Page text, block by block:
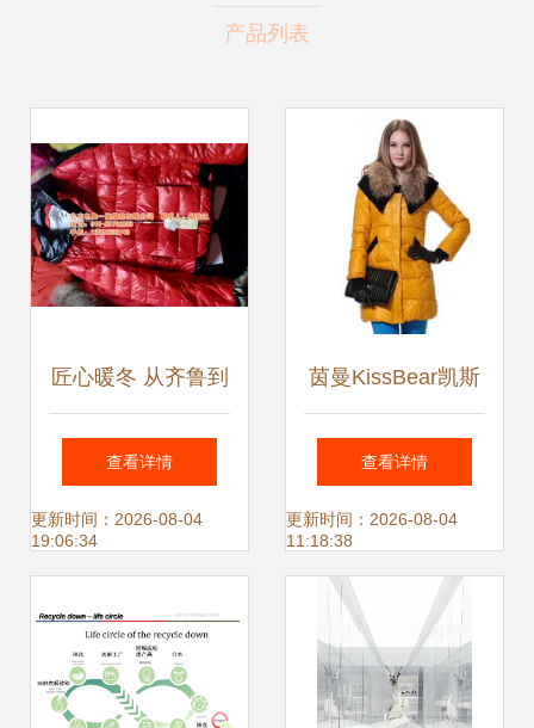
产品列表
匠心暖冬 从齐鲁到
燕赵，探寻精品羽
绒服定制的温度与
查看详情
更新时间：2026-08-04
19:06:34
茵曼KissBear凯斯
贝尔 英伦宫廷风羽
绒服，演绎冬日贵
查看详情
更新时间：2026-08-04
11:18:38